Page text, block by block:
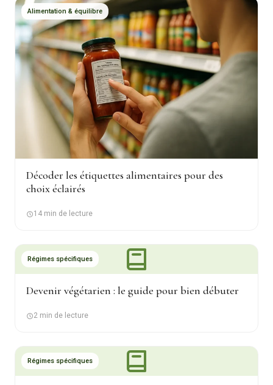
Alimentation & équilibre
Décoder les étiquettes alimentaires pour des
choix éclairés
14 min de lecture
Régimes spécifiques
Devenir végétarien : le guide pour bien débuter
2 min de lecture
Régimes spécifiques